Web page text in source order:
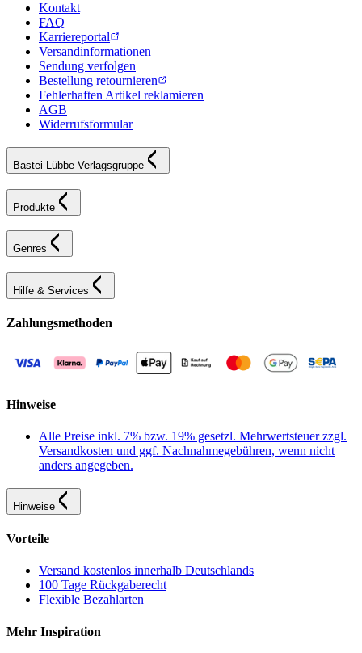
Kontakt
FAQ
Karriereportal
Versandinformationen
Sendung verfolgen
Bestellung retournieren
Fehlerhaften Artikel reklamieren
AGB
Widerrufsformular
Bastei Lübbe Verlagsgruppe
Produkte
Genres
Hilfe & Services
Zahlungsmethoden
Hinweise
Alle Preise inkl. 7% bzw. 19% gesetzl. Mehrwertsteuer zzgl.
Versandkosten und ggf. Nachnahmegebühren, wenn nicht
anders angegeben.
Hinweise
Vorteile
Versand kostenlos innerhalb Deutschlands
100 Tage Rückgaberecht
Flexible Bezahlarten
Mehr Inspiration